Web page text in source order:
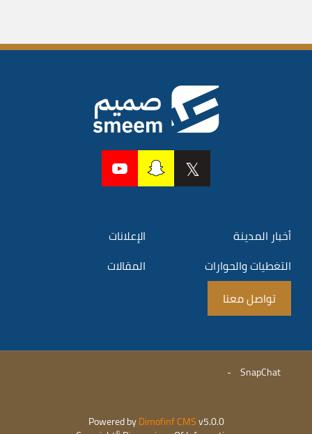
أخبار المدينة
الإعلانات
التغطيات والحوارات
المقالات
تواصل معنا
SnapChat
-
Powered byDimofinf CMSv5.0.0